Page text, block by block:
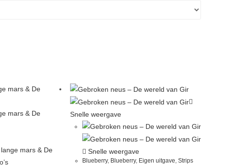
Snelle weergave
Snelle weergave
Blueberry, Blueberry, Eigen uitgave, Strips